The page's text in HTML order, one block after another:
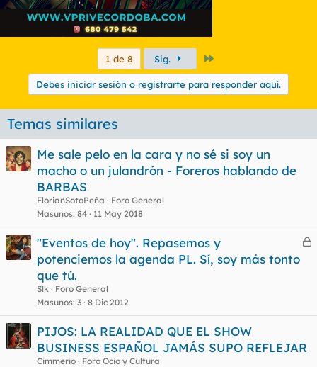
1 de 8 Sig.
Debes iniciar sesión o registrarte para responder aquí.
Temas similares
Me sale pelo en la cara y no sé si soy un
macho o un julandrón - Foreros hablando de
BARBAS
FlorianSotoPeña
Foro General
Masunos 84 11 May 2018
C
d
"Eventos de hoy". Repasemos y
potenciemos la agenda PL. Sí, soy más tonto
que tú.
Slk
Foro General
Masunos 3 8 Dic 2012
PIJOS: LA REALIDAD QUE EL SHOW
BUSINESS ESPAÑOL JAMÁS SUPO REFLEJAR
Cimmerio
Foro Ocio y Cultura